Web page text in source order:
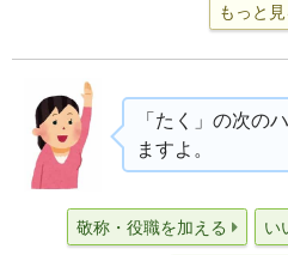
もっと見
「たく」の次の
ますよ。
敬称・役職を加える い